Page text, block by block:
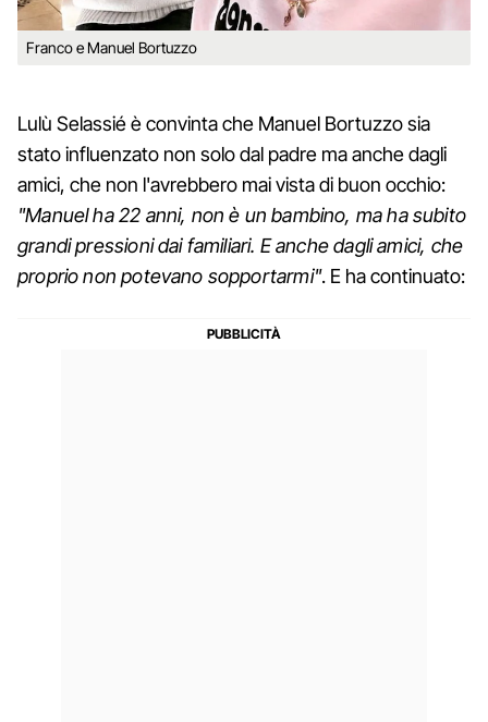
Franco e Manuel Bortuzzo
Lulù Selassié è convinta che Manuel Bortuzzo sia
stato influenzato non solo dal padre ma anche dagli
amici, che non l'avrebbero mai vista di buon occhio:
"Manuel ha 22 anni, non è un bambino, ma ha subito
grandi pressioni dai familiari. E anche dagli amici, che
proprio non potevano sopportarmi". E ha continuato: